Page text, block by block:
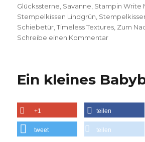
Glückssterne Savanne Stampin Write
Stempelkissen Lindgrün
Schiebetür ,Timeless Textures Zum
Schreibe einen Kommentarzu
Ein kleines
+1 teilen
tweet teilen